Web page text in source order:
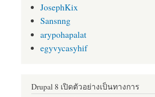
JosephKix
Sansnng
arypohapalat
egyvycasyhif
Drupal 8 เปิดตัวอย่างเป็นทางการ